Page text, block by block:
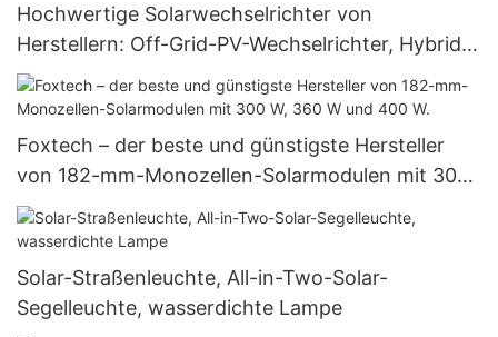
Hochwertige Solarwechselrichter von
Herstellern: Off-Grid-PV-Wechselrichter, Hybrid-
Wechselrichter 8,2 kW und 10,2 kW für
Solarenergiesysteme
Foxtech – der beste und günstigste Hersteller
von 182-mm-Monozellen-Solarmodulen mit 300
W, 360 W und 400 W.
Solar-Straßenleuchte, All-in-Two-Solar-
Segelleuchte, wasserdichte Lampe